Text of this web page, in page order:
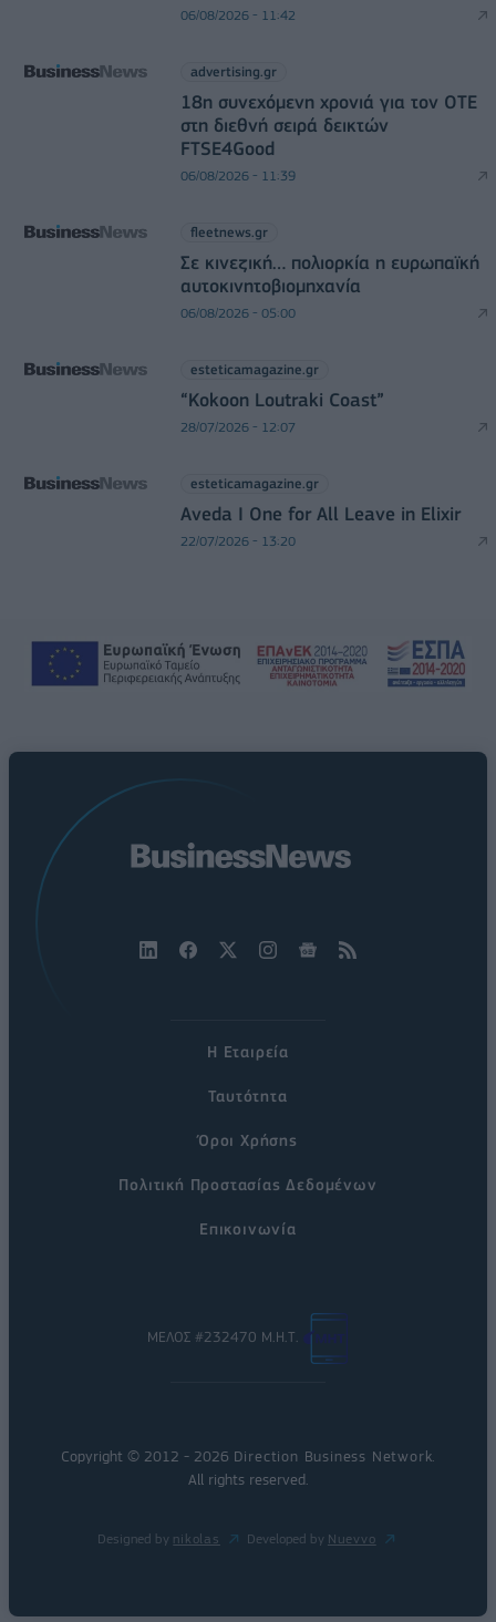
06/08/2026 - 11:42
advertising.gr
18η συνεχόμενη χρονιά για τον ΟΤΕ
στη διεθνή σειρά δεικτών
FTSE4Good
06/08/2026 - 11:39
fleetnews.gr
Σε κινεζική… πολιορκία η ευρωπαϊκή
αυτοκινητοβιομηχανία
06/08/2026 - 05:00
esteticamagazine.gr
“Kokoon Loutraki Coast”
28/07/2026 - 12:07
esteticamagazine.gr
Aveda I One for All Leave in Elixir
22/07/2026 - 13:20
Η Εταιρεία
Ταυτότητα
Όροι Χρήσης
Πολιτική Προστασίας Δεδομένων
Επικοινωνία
ΜΕΛΟΣ #232470 Μ.Η.Τ.
Copyright © 2012 - 2026 Direction Business Network
All rights reserved.
Designed by nikolas Developed by Nuevvo